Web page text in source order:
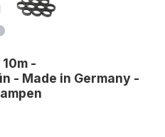
-
- Made in Germany -